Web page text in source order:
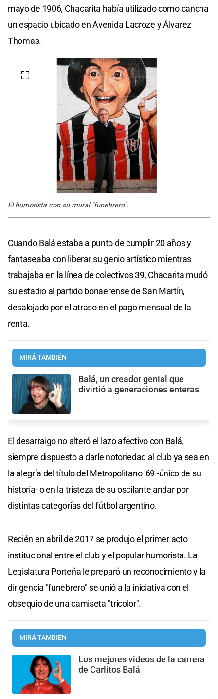
mayo de 1906, Chacarita había utilizado como cancha
un espacio ubicado en Avenida Lacroze y Álvarez
Thomas.
El humorista con su mural "funebrero".
Cuando Balá estaba a punto de cumplir 20 años y
fantaseaba con liberar su genio artístico mientras
trabajaba en la línea de colectivos 39, Chacarita mudó
su estadio al partido bonaerense de San Martín,
desalojado por el atraso en el pago mensual de la
renta.
MIRÁ TAMBIÉN
Balá, un creador genial que
divirtió a generaciones enteras
El desarraigo no alteró el lazo afectivo con Balá,
siempre dispuesto a darle notoriedad al club ya sea en
la alegría del título del Metropolitano '69 -único de su
historia- o en la tristeza de su oscilante andar por
distintas categorías del fútbol argentino.
Recién en abril de 2017 se produjo el primer acto
institucional entre el club y el popular humorista. La
Legislatura Porteña le preparó un reconocimiento y la
dirigencia "funebrero" se unió a la iniciativa con el
obsequio de una camiseta "tricolor".
MIRÁ TAMBIÉN
Los mejores videos de la carrera
de Carlitos Balá